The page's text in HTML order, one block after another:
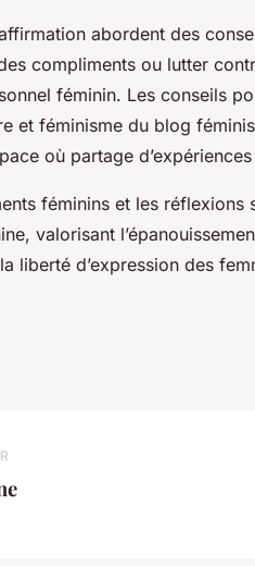
abordent des
compliments ou lutter
féminin. Les conseils
et féminisme du blog
où partage
féminins et les
valorisant
liberté d’expression des